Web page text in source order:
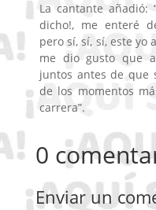
La cantante añadió:
dicho!, me enteré
pero sí, sí, sí, este yo
me dio gusto que
juntos antes de que
de los momentos
carrera”.
0
Enviar un